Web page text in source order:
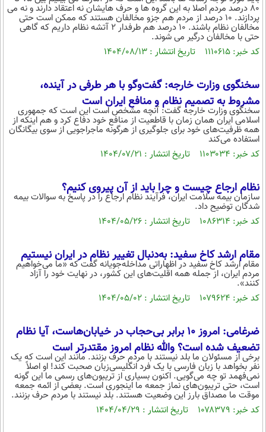
۸۰ درصد مردم اصلا به این گروه ها و حرف هایشان نه اعتقاد دارند و نه می
پردازند. ۱۰ درصد از مردم هم جزو مخالفان هستند که ممکن است حتی
مخالفان نظام باشند. ۱۰ درصد هم طرفدار ۲ آتشه نظام داریم که گاهی
حتی با مخالفان درگیر می شوند.
کد خبر: ۱۱۱۰۶۱۵ تاریخ انتشار : ۱۴۰۴/۰۸/۱۳
سخنگوی وزارت خارجه: گفت‌وگو با هر طرفی در آینده،
مشروط به تصمیم نظام و منافع ایران است
سخنگوی وزارت خارجه گفت: آنچه مشخص است این است که جمهوری
اسلامی ایران همان زمان با قاطعیت از منافع خود دفاع کرد و هم اینکه از
همه ظرفیت‌های خود برای جلوگیری از هرگونه ماجراجویی از سوی بیگانگان
استفاده می‌کند
کد خبر: ۱۱۰۳۰۳۴ تاریخ انتشار : ۱۴۰۴/۰۷/۲۱
نظام ارجاع چیست و چرا باید از آن پیروی کنیم؟
سازمان بیمه سلامت ایران، فرآیند نظام ارجاع را در پاسخ به سوالات بیمه
شدگان توضیح داد.
کد خبر: ۱۰۸۶۳۱۴ تاریخ انتشار : ۱۴۰۴/۰۵/۲۶
مقام ارشد کاخ سفید: به‌دنبال تغییر نظام در ایران نیستیم
مقام ارشد کاخ سفید در اظهاراتی مداخله‌جویانه گفت که «ما می‌خواهیم
مردم ایران، از جمله همه اقلیت‌های این کشور، در نهایت خود را آزاد
کنند».
کد خبر: ۱۰۷۹۶۲۴ تاریخ انتشار : ۱۴۰۴/۰۵/۰۲
ضرغامی: امروز ۱۰ برابر بی‌حجاب در خیابان‌هاست، آیا نظام
تضعیف شده است؟ والله نظام امروز مقتدرتر است
برخی از مسئولان ما بلد نیستند با مردم حرف بزنند. مانند این است که یک
نفر بخواهد با زبان فارسی با یک فرد انگلیسی‌زبان صحبت کند! او اصلاً
نمی‌فهمد تو چه می‌گویی. اکنون بسیاری از تریبون‌های رسمی ما این گونه
است، حتی تریبون‌های نماز جمعه ما اینجوری است. بعضی از ائمه جمعه
موقت ما مصداق بارز این وضعیت هستند. بلد نیستند با مردم حرف بزنند.
کد خبر: ۱۰۷۸۳۷۹ تاریخ انتشار : ۱۴۰۴/۰۴/۲۹